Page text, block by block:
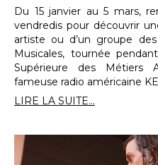
Du 15 janvier au 5 mars,
vendredis pour découvrir
artiste ou d’un groupe
Musicales, tournée
Supérieure des Métiers
fameuse radio américaine
LIRE LA SUITE...